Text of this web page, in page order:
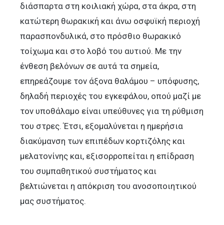
διάσπαρτα στη κοιλιακή χώρα, στα άκρα, στη
κατώτερη θωρακική και άνω οσφυϊκή περιοχή
παρασπονδυλικά, στο πρόσθιο θωρακικό
τοίχωμα και στο λοβό του αυτιού. Με την
ένθεση βελόνων σε αυτά τα σημεία,
επηρεάζουμε τον άξονα θαλάμου – υπόφυσης,
δηλαδή περιοχές του εγκεφάλου, οπού μαζί με
τον υποθάλαμο είναι υπεύθυνες για τη ρύθμιση
του στρες. Έτσι, εξομαλύνεται η ημερήσια
διακύμανση των επιπέδων κορτιζόλης και
μελατονίνης και, εξισορροπείται η επίδραση
του συμπαθητικού συστήματος και
βελτιώνεται η απόκριση του ανοσοποιητικού
μας συστήματος.